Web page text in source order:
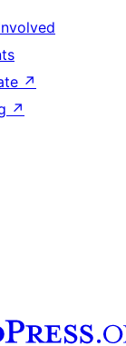
↗
↗